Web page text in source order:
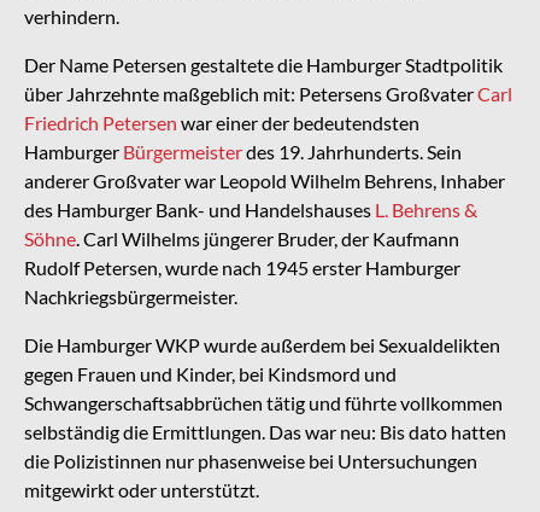
verhindern.
Der Name Petersen gestaltete die Hamburger Stadtpolitik
über Jahrzehnte maßgeblich mit: Petersens GroßvaterCarl
Friedrich Petersen war einer der bedeutendsten
Hamburger Bürgermeisterdes 19. Jahrhunderts. Sein
anderer Großvater war Leopold Wilhelm Behrens, Inhaber
des Hamburger Bank- und Handelshauses L. Behrens &
Söhne. Carl Wilhelms jüngerer Bruder, der Kaufmann
Rudolf Petersen, wurde nach 1945 erster Hamburger
Nachkriegsbürgermeister.
Die Hamburger WKP wurde außerdem bei Sexualdelikten
gegen Frauen und Kinder, bei Kindsmord und
Schwangerschaftsabbrüchen tätig und führte vollkommen
selbständig die Ermittlungen. Das war neu: Bis dato hatten
die Polizistinnen nur phasenweise bei Untersuchungen
mitgewirkt oder unterstützt.